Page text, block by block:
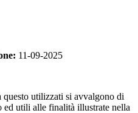
11-09-2025
utilizzati si avvalgono di
ed utili alle finalità illustrate nella